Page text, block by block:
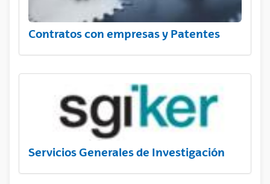
Contratos con empresas y Patentes
Servicios Generales de Investigación